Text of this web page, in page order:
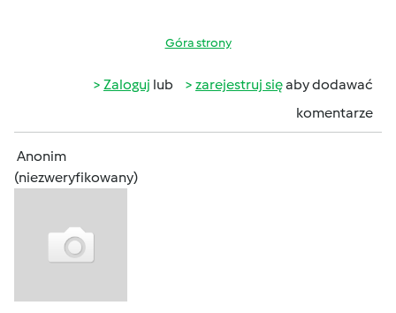
Góra strony
Zaloguj lub zarejestruj sięaby dodawać
komentarze
Anonim
(niezweryfikowany)